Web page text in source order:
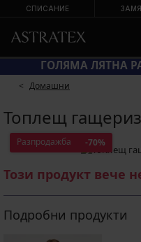
СПИСАНИЕ
Домашни
Топлещ
Разпродажба -70%
Този продукт вече
Подробни продукти